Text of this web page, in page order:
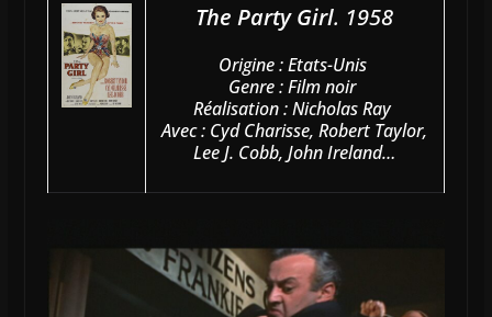
The Party Girl. 1958
Origine : Etats-Unis
Genre : Film noir
Réalisation : Nicholas Ray
Avec : Cyd Charisse, Robert Taylor,
Lee J. Cobb, John Ireland…